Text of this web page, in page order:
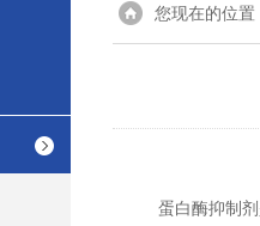
您现在的位置
蛋白酶抑制剂